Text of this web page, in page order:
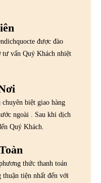
được đào
tư vấn Quý Khách nhiệt
biệt giao hàng
ngoài . Sau khi dịch
Quý Khách.
thức thanh toán
thuận tiện nhất đến với